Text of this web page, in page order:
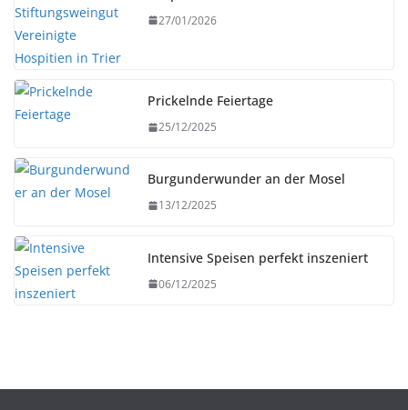
27/01/2026
Prickelnde Feiertage
25/12/2025
Burgunderwunder an der Mosel
13/12/2025
Intensive Speisen perfekt inszeniert
06/12/2025